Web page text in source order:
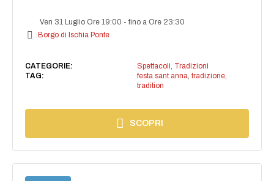
Ven 31 Luglio Ore 19:00 -fino a Ore 23:30
Borgo di Ischia Ponte
CATEGORIE: Spettacoli, Tradizioni
TAG:
festa sant anna, tradizione,
tradition
SCOPRI